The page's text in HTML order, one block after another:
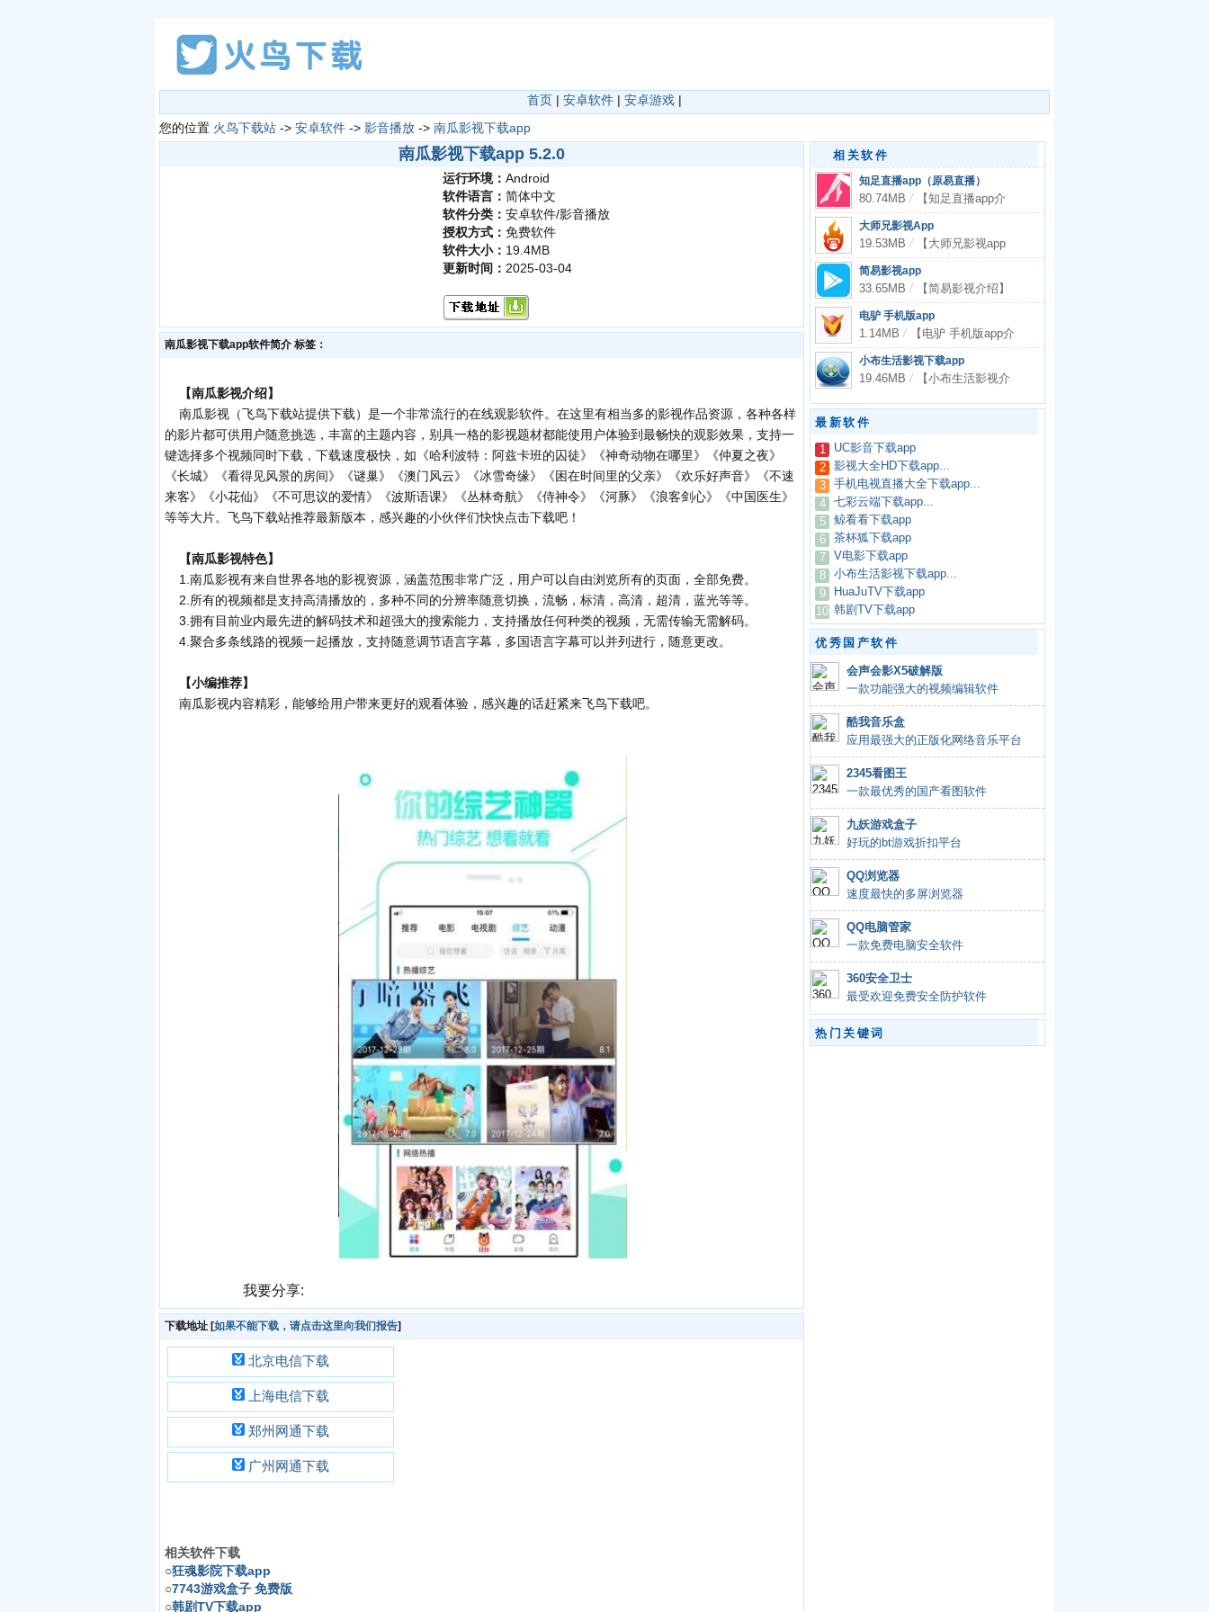
首页 | 安卓软件 | 安卓游戏 |
您的位置 火鸟下载站 -> 安卓软件 -> 影音播放 -> 南瓜影视下载app
南瓜影视下载app 5.2.0
运行环境： Android
软件语言： 简体中文
软件分类： 安卓软件/影音播放
授权方式： 免费软件
软件大小： 19.4MB
更新时间： 2025-03-04
南瓜影视下载app软件简介 标签：
【南瓜影视介绍】
南瓜影视（飞鸟下载站提供下载）是一个非常流行的在线观影软件。在这里有相当多的影视作品资源，各种各样
的影片都可供用户随意挑选，丰富的主题内容，别具一格的影视题材都能使用户体验到最畅快的观影效果，支持一
键选择多个视频同时下载，下载速度极快，如《哈利波特：阿兹卡班的囚徒》《神奇动物在哪里》《仲夏之夜》
《长城》《看得见风景的房间》《谜巢》《澳门风云》《冰雪奇缘》《困在时间里的父亲》《欢乐好声音》《不速
来客》《小花仙》《不可思议的爱情》《波斯语课》《丛林奇航》《侍神令》《河豚》《浪客剑心》《中国医生》
等等大片。飞鸟下载站推荐最新版本，感兴趣的小伙伴们快快点击下载吧！
【南瓜影视特色】
1.南瓜影视有来自世界各地的影视资源，涵盖范围非常广泛，用户可以自由浏览所有的页面，全部免费。
2.所有的视频都是支持高清播放的，多种不同的分辨率随意切换，流畅，标清，高清，超清，蓝光等等。
3.拥有目前业内最先进的解码技术和超强大的搜索能力，支持播放任何种类的视频，无需传输无需解码。
4.聚合多条线路的视频一起播放，支持随意调节语言字幕，多国语言字幕可以并列进行，随意更改。
【小编推荐】
南瓜影视内容精彩，能够给用户带来更好的观看体验，感兴趣的话赶紧来飞鸟下载吧。
我要分享:
下载地址 [如果不能下载，请点击这里向我们报告]
北京电信下载
上海电信下载
郑州网通下载
广州网通下载
相关软件下载
○狂魂影院下载app
○7743游戏盒子 免费版
○韩剧TV下载app
相关软件
知足直播app（原易直播）
80.74MB/ 【知足直播app介
绍】 知足
大师兄影视App
19.53MB/ 【大师兄影视app
介绍】�
简易影视app
33.65MB/ 【简易影视介绍】
简易影
电驴 手机版app
1.14MB/ 【电驴 手机版app介
绍】电
小布生活影视下载app
19.46MB/ 【小布生活影视介
最新软件
1
UC影音下载app
2
影视大全HD下载app...
3
手机电视直播大全下载app...
4
七彩云端下载app...
5
鲸看看下载app
6
茶杯狐下载app
7
V电影下载app
8
小布生活影视下载app...
9
HuaJuTV下载app
10 韩剧TV下载app
优秀国产软件
会声会影X5破解版
一款功能强大的视频编辑软件
酷我音乐盒
应用最强大的正版化网络音乐平台
2345看图王
一款最优秀的国产看图软件
九妖游戏盒子
好玩的bt游戏折扣平台
QQ浏览器
速度最快的多屏浏览器
QQ电脑管家
一款免费电脑安全软件
360安全卫士
最受欢迎免费安全防护软件
热门关键词